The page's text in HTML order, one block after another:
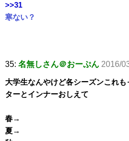
>>31
寒ない？
35: 名無しさん＠おーぷん 2016/
大学生なんやけど各シーズンこれ
ターとインナーおしえて
春→
夏→